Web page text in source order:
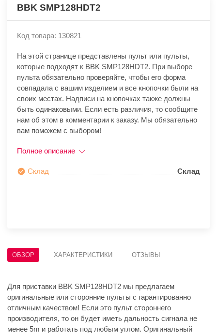
BBK SMP128HDT2
Код товара: 130821
На этой странице представлены пульт или пульты,
которые подходят к BBK SMP128HDT2. При выборе
пульта обязательно проверяйте, чтобы его форма
совпадала с вашим изделием и все кнопочки были на
своих местах. Надписи на кнопочках также должны
быть одинаковыми. Если есть различия, то сообщите
нам об этом в комментарии к заказу. Мы обязательно
вам поможем с выбором!
Полное описание
Склад Склад
ОБЗОР ХАРАКТЕРИСТИКИ ОТЗЫВЫ
Для приставки BBK SMP128HDT2 мы предлагаем
оригинальные или сторонние пульты с гарантированно
отличным качеством! Если это пульт стороннего
производителя, то он будет иметь дальность сигнала не
менее 5m и работать под любым углом. Оригинальный